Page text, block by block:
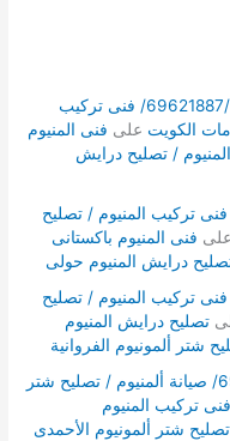
فنى المنيوم أبواب شبابيك درايش الكويت/69621887/ فنى تركيب
الكويت على فنى المنيوم
فنى تركيب المنيوم / تصليح درايش
المنيوم باكستانى حولى/69621887/ فنى تركيب المنيوم / تصليح
على فنى المنيوم باكستانى
المنيوم باكستانى حولى/69621887/ فنى تركيب المنيوم / تصليح
تصليح درايش المنيوم
تصليح درايش المنيوم الفروانية/69621887/ صيانة ألمنيوم / تصليح شتر
فنى تركيب المنيوم